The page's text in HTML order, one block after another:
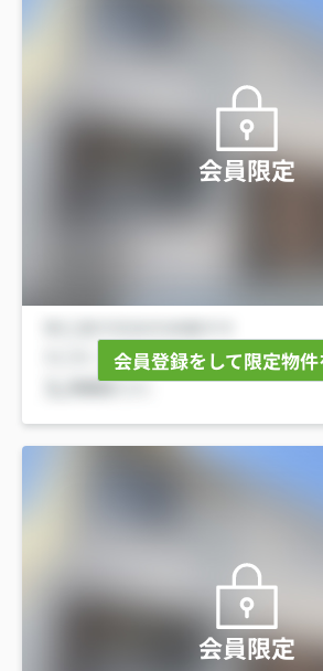
会員限定
会員登録をして限定物件
会員限定